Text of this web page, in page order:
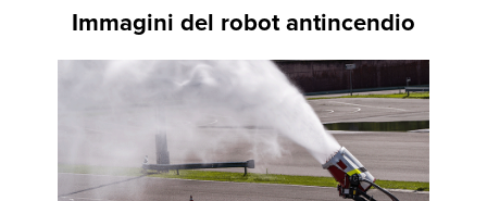
Immagini del robot antincendio